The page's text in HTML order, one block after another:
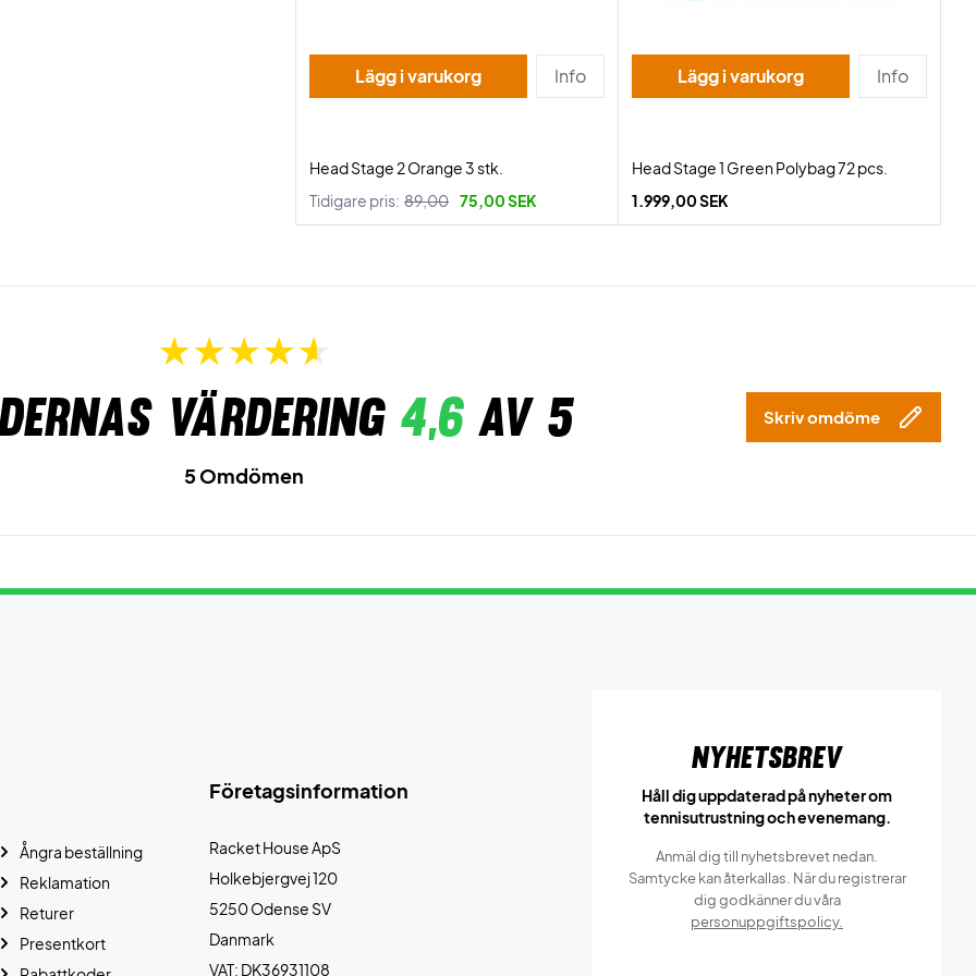
Lägg i varukorg Info
Head Stage 2 Orange 3 stk.
Tidigare pris: 89,00 75,00 SEK
Lägg i varukorg Info
Head Stage 1 Green Polybag 72 pcs.
1.999,00 SEK
värdering 4,6av 5 Skriv omdöme
5 Omdömen
Företagsinformation
Racket House ApS
Holkebjergvej 120
5250 Odense SV
Danmark
VAT: DK36931108
Ångra beställning
Reklamation
Returer
Presentkort
Nyhetsbrev
Håll dig uppdaterad på nyheter om
tennisutrustning och evenemang.
Anmäl dig till nyhetsbrevet nedan.
Samtycke kan återkallas. När du registrerar
dig godkänner du våra
personuppgiftspolicy.